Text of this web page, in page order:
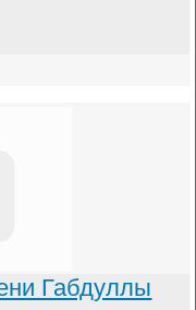
Габдуллы